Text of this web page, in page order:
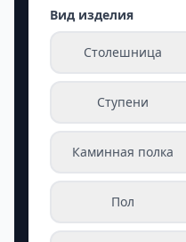
Вид изделия
Столешница
Ступени
Каминная полка
Пол